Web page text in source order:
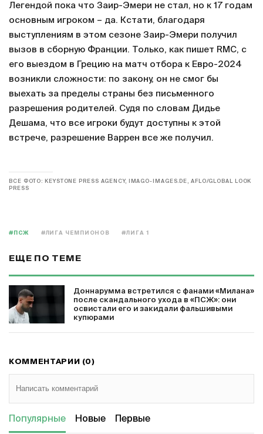
Легендой пока что Заир-Эмери не стал, но к 17 годам
основным игроком – да. Кстати, благодаря
выступлениям в этом сезоне Заир-Эмери получил
вызов в сборную Франции. Только, как пишет RMC, с
его выездом в Грецию на матч отбора к Евро-2024
возникли сложности: по закону, он не смог бы
выехать за пределы страны без письменного
разрешения родителей. Судя по словам Дидье
Дешама, что все игроки будут доступны к этой
встрече, разрешение Варрен все же получил.
ВСЕ ФОТО: KEYSTONE PRESS AGENCY, IMAGO-IMAGES.DE, AFLO/GLOBAL LOOK
PRESS
#ПСЖ #ЛИГА ЧЕМПИОНОВ #ЛИГА 1
ЕЩЕ ПО ТЕМЕ
Доннарумма встретился с фанами «Милана»
после скандального ухода в «ПСЖ»: они
освистали его и закидали фальшивыми
купюрами
КОММЕНТАРИИ (0)
Популярные Новые Первые